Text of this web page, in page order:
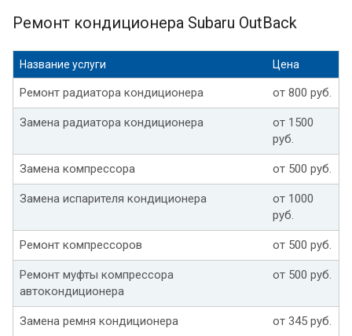
Ремонт кондиционера Subaru OutBack
Название услуги Цена
Ремонт радиатора кондиционера от 800 руб.
Замена радиатора кондиционера
от 1500
руб.
Замена компрессора от 500 руб.
Замена испарителя кондиционера
от 1000
руб.
Ремонт компрессоров от 500 руб.
Ремонт муфты компрессора
автокондиционера
от 500 руб.
Замена ремня кондиционера от 345 руб.